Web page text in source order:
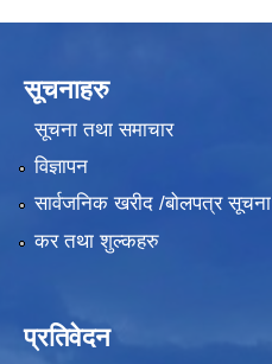
सूचनाहरु
सूचना तथा समाचार
विज्ञापन
सार्वजनिक खरीद /बोलपत्र सूचना
कर तथा शुल्कहरु
प्रतिवेदन